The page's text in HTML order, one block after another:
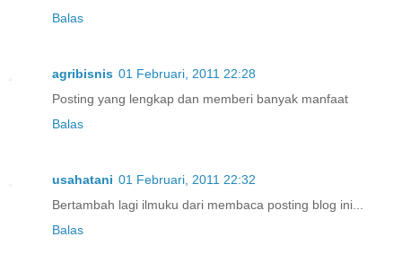
Balas
agribisnis 01 Februari, 2011 22:28
Posting yang lengkap dan memberi banyak manfaat
Balas
usahatani 01 Februari, 2011 22:32
Bertambah lagi ilmuku dari membaca posting blog ini...
Balas